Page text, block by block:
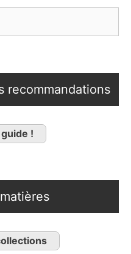
recommandations
!